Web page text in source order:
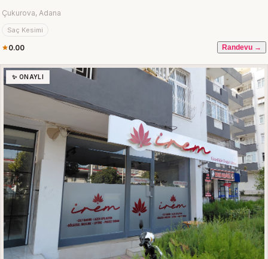
Çukurova, Adana
Saç Kesimi
0.00 Randevu →
✨ ONAYLI